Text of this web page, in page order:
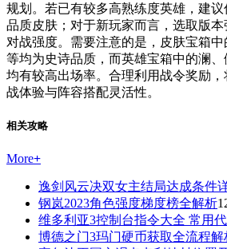
规划。若已有较多高熟练度英雄，建
品质皮肤；对于新玩家而言，选取版
对战强度。需要注意的是，皮肤宝箱
等均为史诗品质，而英雄宝箱中的澜
均有较高出场率。合理利用战令奖励
战体验与阵容搭配灵活性。
相关攻略
More+
逸剑风云决双女主结局达成条件
钢岚2023角色强度梯度榜全解析
维多利亚3控制台指令大全 常用
博德之门3玛门硬币获取全流程解